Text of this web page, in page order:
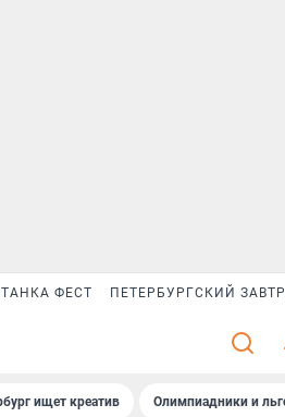
ФЕСТ ПЕТЕРБУРГСКИЙ
ищет креатив Олимпиадники и